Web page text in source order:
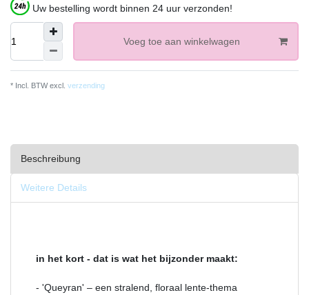
Uw bestelling wordt binnen 24 uur verzonden!
Voeg toe aan winkelwagen
* Incl. BTW excl. verzending
Beschreibung
Weitere Details
in het kort - dat is wat het bijzonder maakt:
- 'Queyran' – een stralend, floraal lente-thema